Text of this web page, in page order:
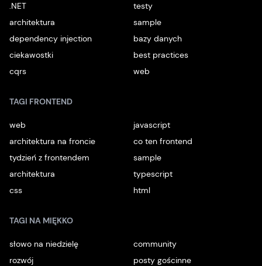
.NET
testy
architektura
sample
dependency injection
bazy danych
ciekawostki
best practices
cqrs
web
TAGI FRONTEND
web
javascript
architektura na froncie
co ten frontend
tydzień z frontendem
sample
architektura
typescript
css
html
TAGI NA MIĘKKO
słowo na niedzielę
community
rozwój
posty gościnne